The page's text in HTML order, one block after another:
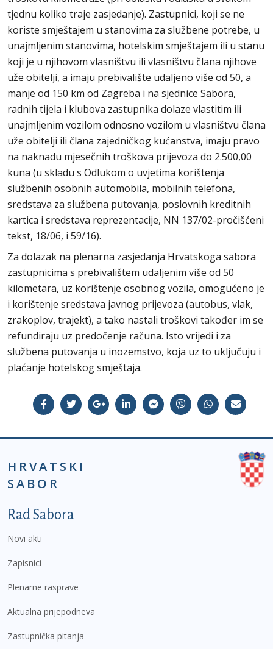
tjednu koliko traje zasjedanje). Zastupnici, koji se ne
koriste smještajem u stanovima za službene potrebe, u
unajmljenim stanovima, hotelskim smještajem ili u stanu
koji je u njihovom vlasništvu ili vlasništvu člana njihove
uže obitelji, a imaju prebivalište udaljeno više od 50, a
manje od 150 km od Zagreba i na sjednice Sabora,
radnih tijela i klubova zastupnika dolaze vlastitim ili
unajmljenim vozilom odnosno vozilom u vlasništvu člana
uže obitelji ili člana zajedničkog kućanstva, imaju pravo
na naknadu mjesečnih troškova prijevoza do 2.500,00
kuna (u skladu s Odlukom o uvjetima korištenja
službenih osobnih automobila, mobilnih telefona,
sredstava za službena putovanja, poslovnih kreditnih
kartica i sredstava reprezentacije, NN 137/02-pročišćeni
tekst, 18/06, i 59/16).
Za dolazak na plenarna zasjedanja Hrvatskoga sabora
zastupnicima s prebivalištem udaljenim više od 50
kilometara, uz korištenje osobnog vozila, omogućeno je
i korištenje sredstava javnog prijevoza (autobus, vlak,
zrakoplov, trajekt), a tako nastali troškovi također im se
refundiraju uz predočenje računa. Isto vrijedi i za
službena putovanja u inozemstvo, koja uz to uključuju i
plaćanje hotelskog smještaja.
HRVATSKI
SABOR
Podnožje prvi izbornik
Rad Sabora
Novi akti
Zapisnici
Plenarne rasprave
Aktualna prijepodneva
Zastupnička pitanja